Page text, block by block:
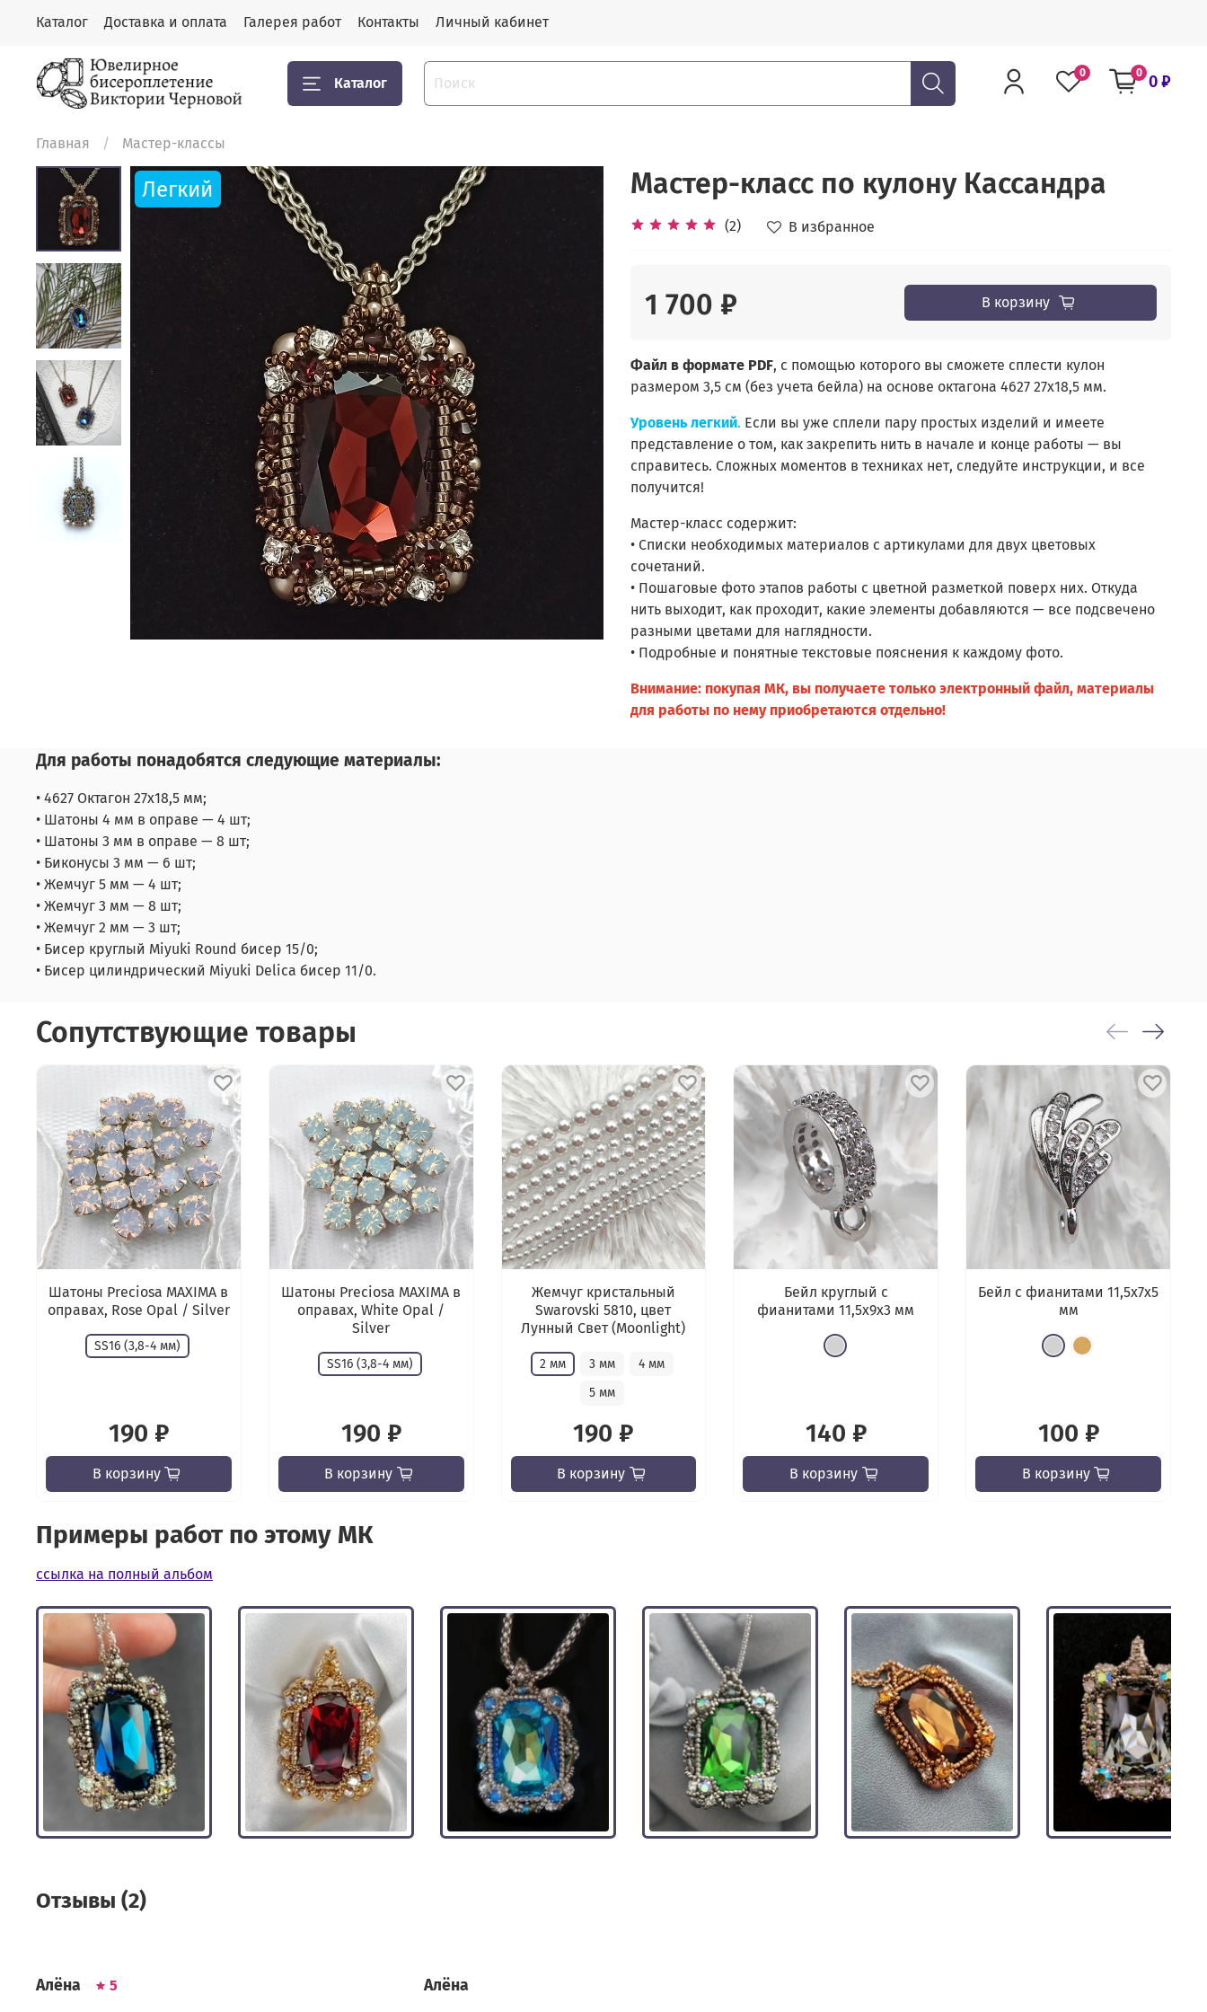
Каталог Доставка и оплата Галерея работ Контакты Личный кабинет
Каталог
0 0 0 ₽
Главная Мастер-классы
Легкий Мастер-класс по кулону Кассандра
(2) В избранное
1 700 ₽ В корзину
Файл в формате PDF, с помощью которого вы сможете сплести кулон
размером 3,5 см (без учета бейла) на основе октагона 4627 27х18,5 мм.
Уровень легкий. Если вы уже сплели пару простых изделий и имеете
представление о том, как закрепить нить в начале и конце работы — вы
справитесь. Сложных моментов в техниках нет, следуйте инструкции, и все
получится!
Мастер-класс содержит:
• Списки необходимых материалов с артикулами для двух цветовых
сочетаний.
• Пошаговые фото этапов работы с цветной разметкой поверх них. Откуда
нить выходит, как проходит, какие элементы добавляются — все подсвечено
разными цветами для наглядности.
• Подробные и понятные текстовые пояснения к каждому фото.
Внимание: покупая МК, вы получаете только электронный файл, материалы
для работы по нему приобретаются отдельно!
Для работы понадобятся следующие материалы:
• 4627 Октагон 27х18,5 мм;
• Шатоны 4 мм в оправе — 4 шт;
• Шатоны 3 мм в оправе — 8 шт;
• Биконусы 3 мм — 6 шт;
• Жемчуг 5 мм — 4 шт;
• Жемчуг 3 мм — 8 шт;
• Жемчуг 2 мм — 3 шт;
• Бисер круглый Miyuki Round бисер 15/0;
• Бисер цилиндрический Miyuki Delica бисер 11/0.
Сопутствующие товары
Шатоны Preciosa MAXIMA в
оправах, Rose Opal / Silver
SS16 (3,8-4 мм)
190 ₽
В корзину
Шатоны Preciosa MAXIMA в
оправах, White Opal /
Silver
SS16 (3,8-4 мм)
190 ₽
В корзину
Жемчуг кристальный
Swarovski 5810, цвет
Лунный Свет (Moonlight)
2 мм 3 мм
4 мм
5 мм
190 ₽
В корзину
Бейл круглый с
фианитами 11,5x9х3 мм
140 ₽
В корзину
Бейл с фианитами 11,5х7х5
мм
100 ₽
В корзину
Примеры работ по этому МК
ссылка на полный альбом
Отзывы (2)
Алёна 5 Алёна